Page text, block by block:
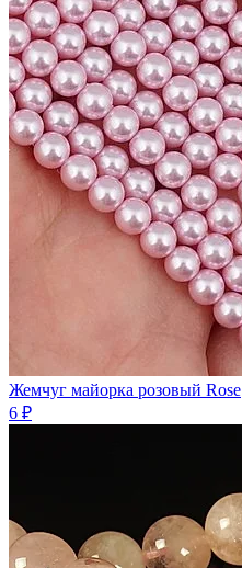
Жемчуг майорка розовый Rose
6 ₽